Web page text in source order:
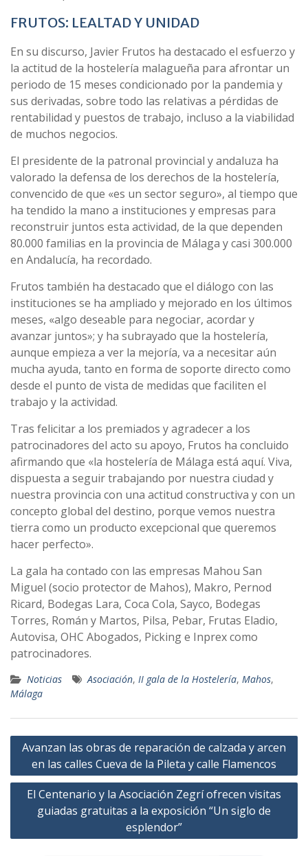
FRUTOS: LEALTAD Y UNIDAD
En su discurso, Javier Frutos ha destacado el esfuerzo y
la actitud de la hostelería malagueña para afrontar un
periodo de 15 meses condicionado por la pandemia y
sus derivadas, sobre todo las relativas a pérdidas de
rentabilidad y puestos de trabajo, incluso a la viabilidad
de muchos negocios.
El presidente de la patronal provincial y andaluza ha
valorado la defensa de los derechos de la hostelería,
convencido de que «es un sector seguro», al tiempo que
ha tendido la mano a instituciones y empresas para
reconstruir juntos esta actividad, de la que dependen
80.000 familias en la provincia de Málaga y casi 300.000
en Andalucía, ha recordado.
Frutos también ha destacado que el diálogo con las
instituciones se ha ampliado y mejorado en los últimos
meses, «algo deseable para negociar, acordar y
avanzar juntos»; y ha subrayado que la hostelería,
aunque empieza a ver la mejoría, va a necesitar aún
mucha ayuda, tanto en forma de soporte directo como
desde el punto de vista de medidas que faciliten el
trabajo y la actividad.
Tras felicitar a los premiados y agradecer a los
patrocinadores del acto su apoyo, Frutos ha concluido
afirmando que «la hostelería de Málaga está aquí. Viva,
dispuesta a seguir trabajando por nuestra ciudad y
nuestra provincia con una actitud constructiva y con un
concepto global del destino, porque vemos nuestra
tierra como un producto excepcional que queremos
hacer perfecto».
La gala ha contado con las empresas Mahou San
Miguel (socio protector de Mahos), Makro, Pernod
Ricard, Bodegas Lara, Coca Cola, Sayco, Bodegas
Torres, Román y Martos, Pilsa, Pebar, Frutas Eladio,
Autovisa, OHC Abogados, Picking e Inprex como
patrocinadores.
Noticias Asociación, II gala de la Hostelería, Mahos,
Málaga
Navegación
entradas
Avanzan las obras de reparación de calzada y arcen
en las calles Cueva de la Pileta y calle Flamencos
El Centenario y la Asociación Zegrí ofrecen visitas
guiadas gratuitas a la exposición “Un siglo de
esplendor”